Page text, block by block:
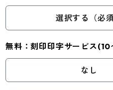
選択する（必
無料：刻印印字サービス(10
なし